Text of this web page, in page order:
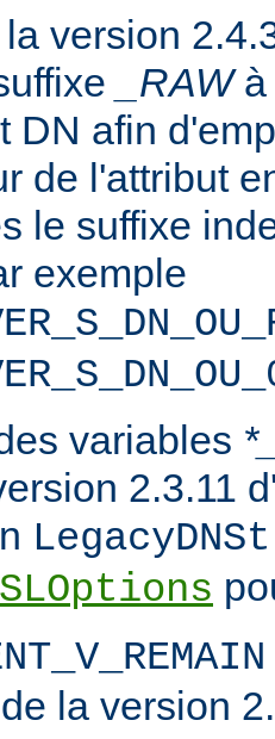
version
_RAW
DN afin
de l'attribut
le suffixe
exemple
variables
2.3.11
la version